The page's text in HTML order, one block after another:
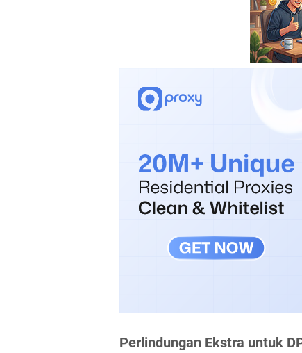
Perlindungan Ekstra untuk